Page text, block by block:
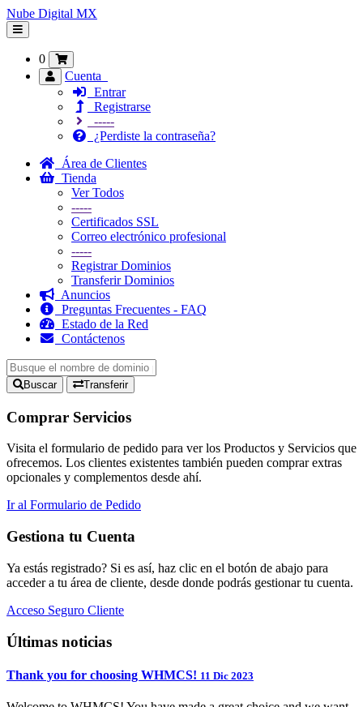
Nube Digital MX
Alternar
Navegación
0
Cuenta
Entrar
Registrarse
-----
¿Perdiste la contraseña?
Área de Clientes
Tienda
Ver Todos
-----
Certificados SSL
Correo electrónico profesional
-----
Registrar Dominios
Transferir Dominios
Anuncios
Preguntas Frecuentes - FAQ
Estado de la Red
Contáctenos
Buscar Transferir
Comprar Servicios
Visita el formulario de pedido para ver los Productos y Servicios que
ofrecemos. Los clientes existentes también pueden comprar extras
opcionales y complementos desde ahí.
Ir al Formulario de Pedido
Gestiona tu Cuenta
Ya estás registrado? Si es así, haz clic en el botón de abajo para
acceder a tu área de cliente, desde donde podrás gestionar tu cuenta.
Acceso Seguro Cliente
Últimas noticias
Thank you for choosing WHMCS! 11 Dic 2023